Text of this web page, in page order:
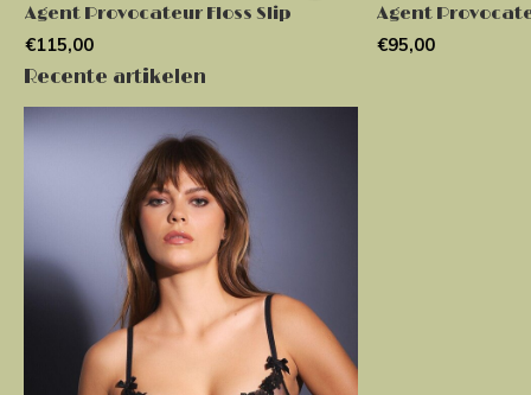
Agent Provocateur Floss Slip
€115,00
Agent
€95,00
Recente artikelen